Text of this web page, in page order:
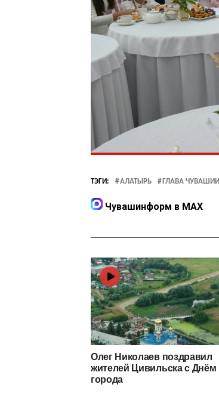
ТЭГИ: АЛАТЫРЬ ГЛАВА ЧУВАШИИ
Чувашинформ в MAX
Олег Николаев поздравил
жителей Цивильска с Днём
города